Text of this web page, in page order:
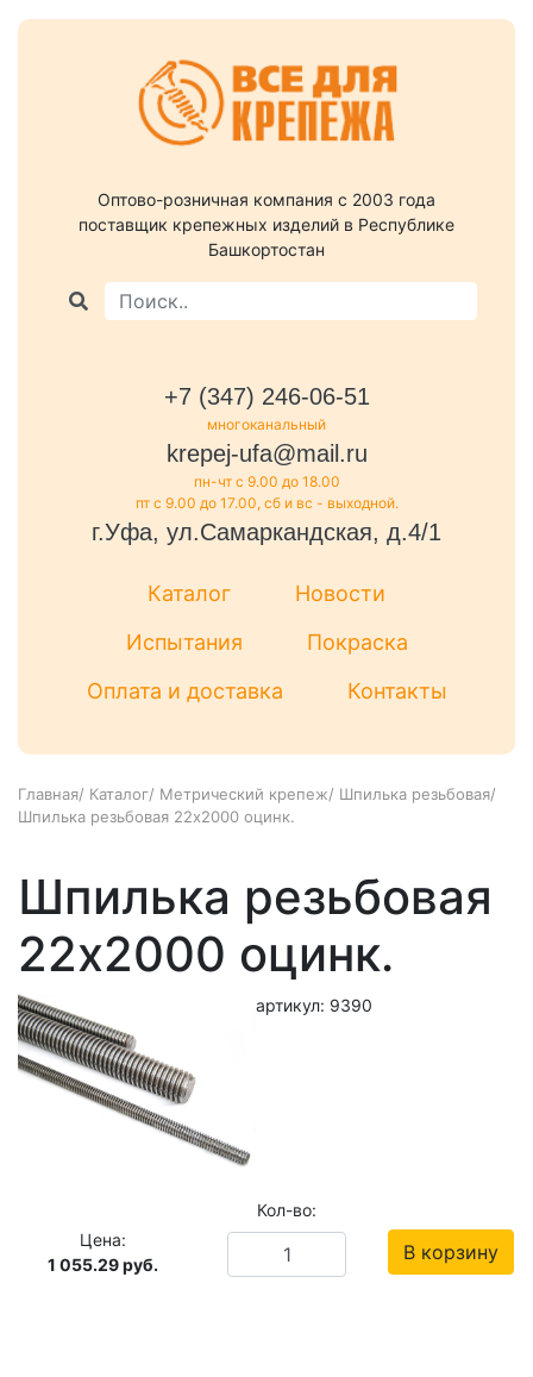
Оптово-розничная компания c 2003 года
поставщик крепежных изделий в Республике
Башкортостан
+7 (347) 246-06-51
многоканальный
krepej-ufa@mail.ru
пн-чт с 9.00 до 18.00
пт с 9.00 до 17.00, сб и вс - выходной.
г.Уфа, ул.Самаркандская, д.4/1
Каталог
Новости
Испытания
Покраска
Оплата и доставка
Контакты
Главная/ Каталог/ Метрический крепеж/ Шпилька резьбовая/
Шпилька резьбовая 22x2000 оцинк.
Шпилька резьбовая
22x2000 оцинк.
артикул: 9390
Цена:
1 055.29руб.
Кол-во:
В корзину